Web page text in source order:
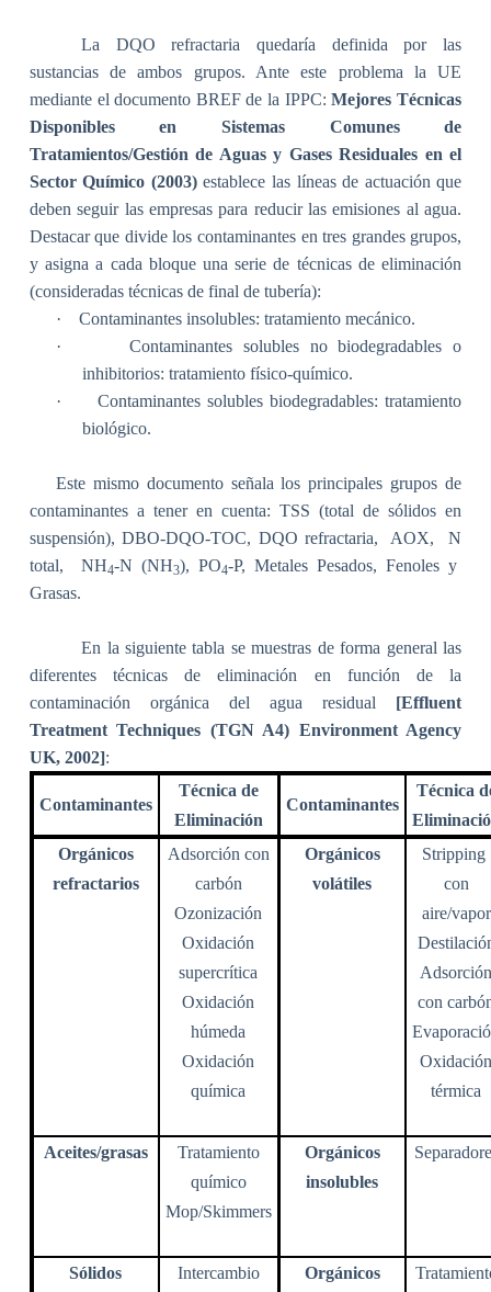
La DQO refractaria quedaría definida por las
sustancias de ambos grupos. Ante este problema la UE
mediante el documento BREF de la IPPC:Mejores Técnicas
Disponibles en Sistemas Comunes de
Tratamientos/Gestión de Aguas y Gases Residuales en el
Sector Químico (2003)establece las líneas de actuación que
deben seguir las empresas para reducir las emisiones al agua.
Destacar que divide los contaminantes en tres grandes grupos,
y asigna a cada bloque una serie de técnicas de eliminación
(consideradas técnicas de final de tubería):
·
Contaminantes insolubles: tratamiento mecánico.
·
Contaminantes solubles no biodegradables o
inhibitorios: tratamiento físico-químico.
·
Contaminantes solubles biodegradables: tratamiento
biológico.
Este mismo documento señala los principales grupos de
contaminantes a tener en cuenta: TSS (total de sólidos en
suspensión), DBO-DQO-TOC, DQO refractaria,
AOX,
N
total,
NH4-N (NH3), PO4-P,Metales Pesados, Fenoles y
Grasas.
En la siguiente tabla se muestras de forma general las
diferentes técnicas de eliminación en función de la
contaminación orgánica del agua residual [Effluent
Treatment Techniques (TGN A4) Environment Agency
UK, 2002]:
Contaminantes
Técnica de
Eliminación
Contaminantes
Técnica
Orgánicos
refractarios
Adsorción con
carbón
Ozonización
Oxidación
supercrítica
Oxidación
húmeda
Oxidación
química
Orgánicos
volátiles
Stripping
con
aire/vapor
con
térmica
Aceites/grasas
Tratamiento
químico
Mop/Skimmers
Orgánicos
insolubles
Sólidos
Intercambio
Orgánicos